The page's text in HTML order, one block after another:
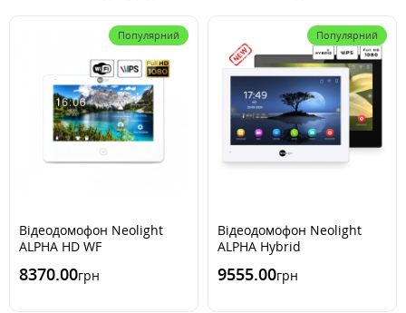
Популярний
Відеодомофон Neolight
ALPHA HD WF
8370.00грн
Популярний
Відеодомофон Neolight
ALPHA Hybrid
9555.00грн